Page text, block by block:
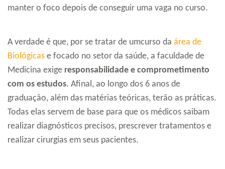
manter o foco depois de conseguir uma vaga no curso.
A verdade é que, por se tratar de umcurso da área de
Biológicas e focado no setor da saúde, a faculdade de
Medicina exige responsabilidade e comprometimento
com os estudos. Afinal, ao longo dos 6 anos de
graduação, além das matérias teóricas, terão as práticas.
Todas elas servem de base para que os médicos saibam
realizar diagnósticos precisos, prescrever tratamentos e
realizar cirurgias em seus pacientes.